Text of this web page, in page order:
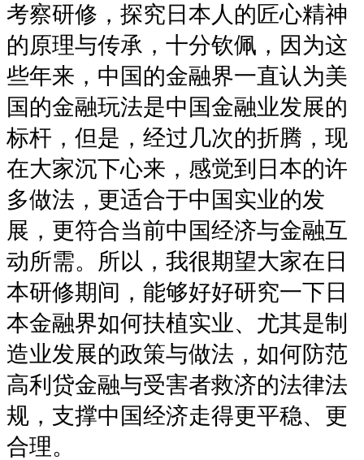
考察研修，探究日本人的匠心精神
的原理与传承，十分钦佩，因为这
些年来，中国的金融界一直认为美
国的金融玩法是中国金融业发展的
标杆，但是，经过几次的折腾，现
在大家沉下心来，感觉到日本的许
多做法，更适合于中国实业的发
展，更符合当前中国经济与金融互
动所需。所以，我很期望大家在日
本研修期间，能够好好研究一下日
本金融界如何扶植实业、尤其是制
造业发展的政策与做法，如何防范
高利贷金融与受害者救济的法律法
规，支撑中国经济走得更平稳、更
合理。